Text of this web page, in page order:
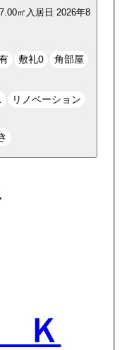
㎡ 入居日 2026年8
敷礼0 角部屋
リノベーション
Ｋ